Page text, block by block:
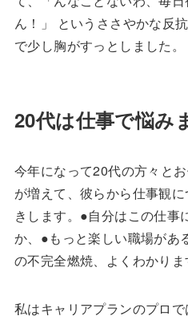
ん！」 というささやかな反
で少し胸がすっとしました。
20代は仕事で悩み
今年になって20代の方々と
が増えて、彼らから仕事観
きします。●自分はこの仕事
か、●もっと楽しい職場があ
の不完全燃焼、よくわかりま
私はキャリアプランのプロ